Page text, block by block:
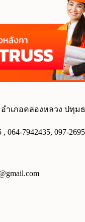
ำเภอคลองหลวง ปทุมธ
097-